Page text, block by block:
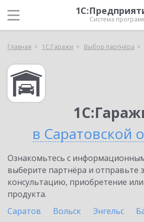
Система
Главная 1С:Гаражи Выбор партнёра
в Саратовской
Ознакомьтесь с
выберите партнёра и отправьте
консультацию, приобретение
продукта.
Саратов
Вольск Энгельс